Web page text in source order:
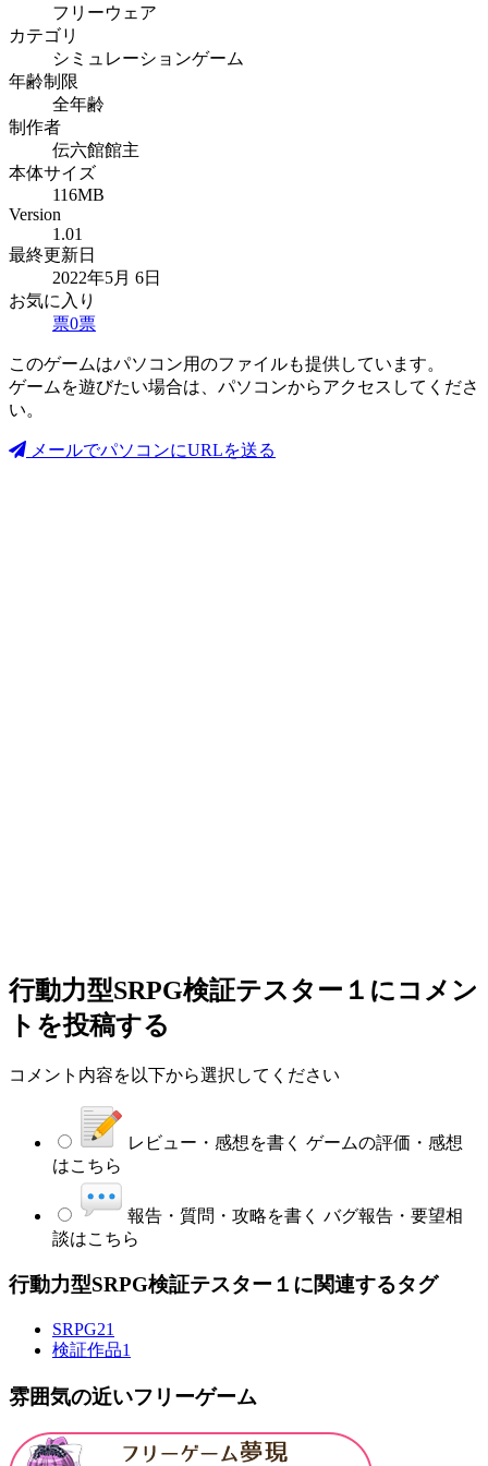
フリーウェア
カテゴリ
シミュレーションゲーム
年齢制限
全年齢
制作者
伝六館館主
本体サイズ
116MB
Version
1.01
最終更新日
2022年5月 6日
お気に入り
票0票
このゲームはパソコン用のファイルも提供しています。
ゲームを遊びたい場合は、パソコンからアクセスしてくださ
い。
メールでパソコンにURLを送る
行動力型SRPG検証テスター１ にコメン
トを投稿する
コメント内容を以下から選択してください
レビュー・感想を書く ゲームの評価・感想
はこちら
報告・質問・攻略を書く バグ報告・要望相
談はこちら
行動力型SRPG検証テスター１に関連するタグ
SRPG21
検証作品1
雰囲気の近いフリーゲーム